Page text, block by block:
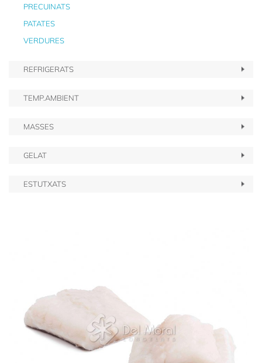
PRECUINATS
PATATES
VERDURES
REFRIGERATS
TEMP.AMBIENT
MASSES
GELAT
ESTUTXATS